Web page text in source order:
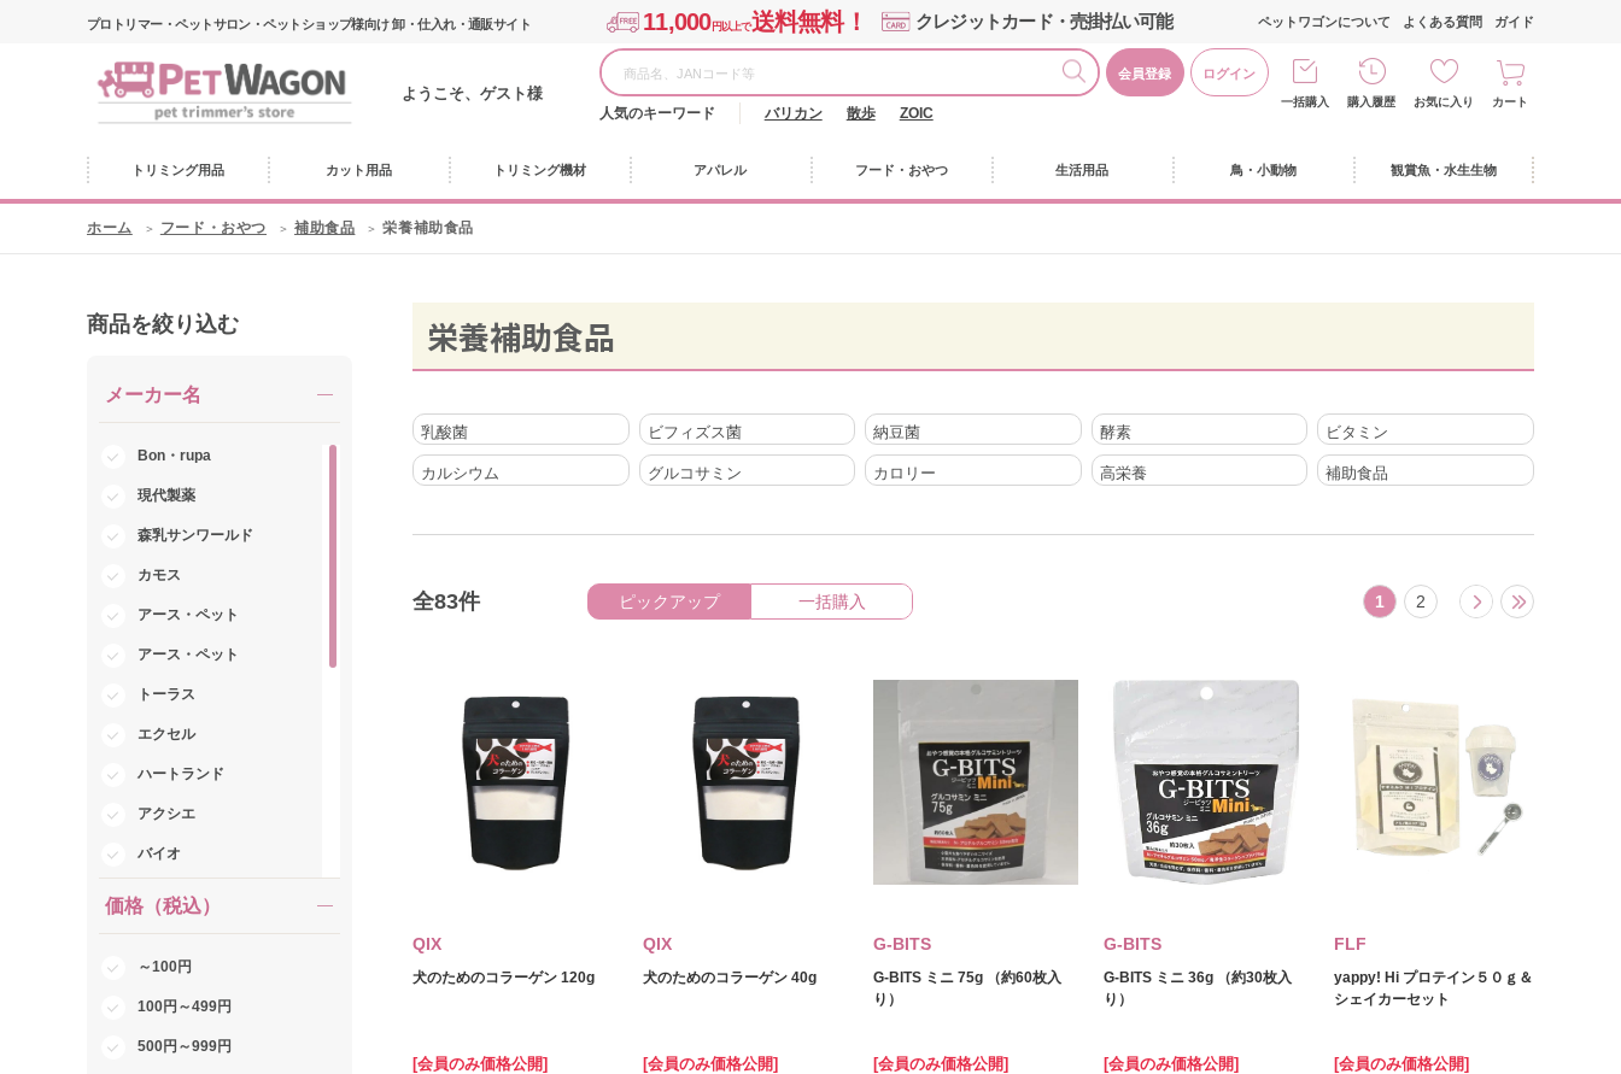
プロトリマー・ペットサロン・ペットショップ様向け 卸・仕入れ・通販サイト 11,000円以上で送料無料！ クレジットカード・売掛払い可能
ようこそ、ゲスト様
会員登録 ログイン
人気のキーワード バリカン 散歩 ZOIC
ペットワゴンについて よくある質問 ガイド
一括購入 購入履歴 お気に入り カート
トリミング用品 カット用品 トリミング機材 アパレル フード・おやつ 生活用品 鳥・小動物 観賞魚・水生生物
ホーム フード・おやつ 補助食品 栄養補助食品
商品を絞り込む
メーカー名
Bon・rupa
現代製薬
森乳サンワールド
カモス
アース・ペット
アース・ペット
トーラス
エクセル
ハートランド
アクシエ
バイオ
ディーエイチシー
QIX
秋田県酒類卸
オハヨー乳業
オフィスピースワン
価格（税込）
～100円
100円～499円
500円～999円
栄養補助食品
乳酸菌 ビフィズス菌 納豆菌 酵素 ビタミン
カルシウム グルコサミン カロリー 高栄養 補助食品
全83件 ピックアップ 一括購入 1 2
QIX
犬のためのコラーゲン 120g
[会員のみ価格公開]
QIX
犬のためのコラーゲン 40g
[会員のみ価格公開]
G-BITS
G-BITS ミニ 75g （約60枚入
り）
[会員のみ価格公開]
G-BITS
G-BITS ミニ 36g （約30枚入
り）
[会員のみ価格公開]
FLF
yappy! Hi プロテイン５０ｇ＆
シェイカーセット
[会員のみ価格公開]